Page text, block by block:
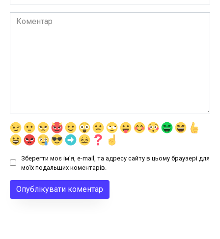
Коментар
Зберегти моє ім'я, e-mail, та адресу сайту в цьому браузері для
моїх подальших коментарів.